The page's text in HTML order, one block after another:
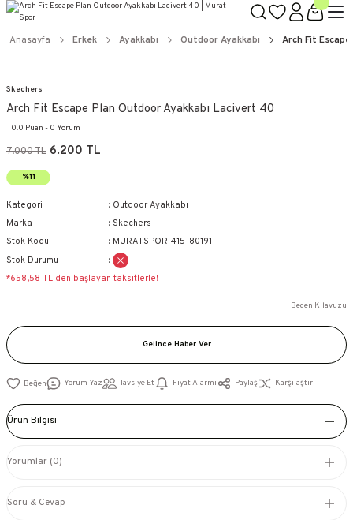
Anasayfa Erkek Ayakkabı Outdoor Ayakkabı Arch Fit
Skechers
Arch Fit Escape Plan Outdoor Ayakkabı Lacivert 40
0.0 Puan - 0 Yorum
7.000 TL 6.200 TL
%11
Kategori
Outdoor Ayakkabı
Marka
Skechers
Stok Kodu
MURATSPOR-415_80191
Stok Durumu
*658,58 TL den başlayan taksitlerle!
Beden Kılavuzu
Gelince Haber Ver
Yorum Yaz Tavsiye Et Fiyat Alarmı Paylaş Karşılaştır
Ürün Bilgisi
Yorumlar (0)
Soru & Cevap